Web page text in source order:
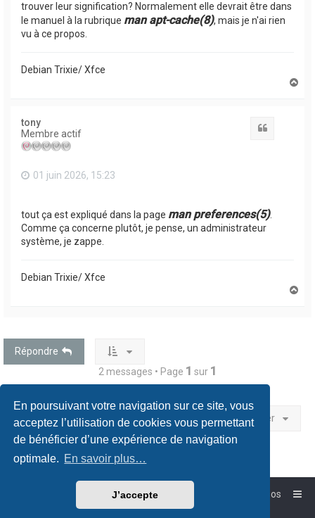
En poursuivant votre navigation sur ce site, vous
acceptez l’utilisation de cookies vous permettant
de bénéficier d’une expérience de navigation
optimale. En savoir plus…
J’accepte
trouver leur signification? Normalement elle devrait être dans
le manuel à la rubrique man apt-cache(8), mais je n'ai rien
vu à ce propos.
Debian Trixie/ Xfce
tony
Membre actif
01 juin 2026, 15:23
tout ça est expliqué dans la page man preferences(5).
Comme ça concerne plutôt, je pense, un administrateur
système, je zappe.
Debian Trixie/ Xfce
Répondre
2 messages • Page 1 sur 1
Aller
Forum-Debian.fr
À propos
phpBB™